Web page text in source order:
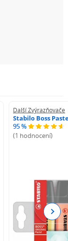
Další Zvýrazňovače
Stabilo Boss
95 %
(1 hodnocení)
Next